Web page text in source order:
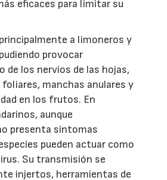
eficaces para limitar su
a limoneros y
provocar
de los nervios de las hojas,
manchas anulares y
en los frutos. En
aunque
presenta síntomas
pueden actuar como
Su transmisión se
injertos, herramientas de